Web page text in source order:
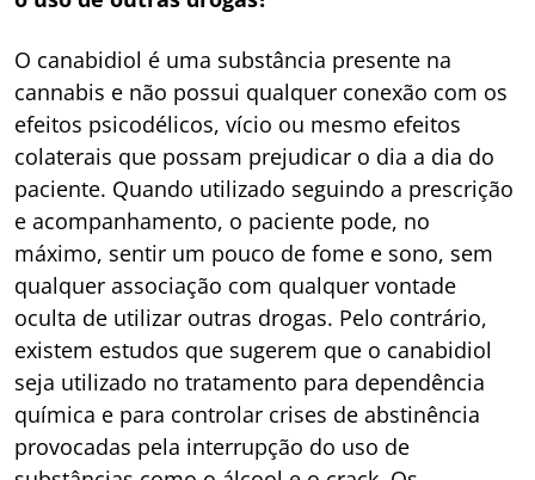
O canabidiol é uma substância presente na
cannabis e não possui qualquer conexão com os
efeitos psicodélicos, vício ou mesmo efeitos
colaterais que possam prejudicar o dia a dia do
paciente. Quando utilizado seguindo a prescrição
e acompanhamento, o paciente pode, no
máximo, sentir um pouco de fome e sono, sem
qualquer associação com qualquer vontade
oculta de utilizar outras drogas. Pelo contrário,
existem estudos que sugerem que o canabidiol
seja utilizado no tratamento para dependência
química e para controlar crises de abstinência
provocadas pela interrupção do uso de